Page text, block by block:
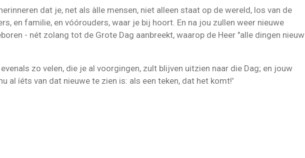
dat je, net als àlle mensen, niet alleen staat op de wereld, los van de
en familie, en vóórouders, waar je bij hoort. En na jou zullen weer nieuwe
- nét zolang tot de Grote Dag aanbreekt, waarop de Heer "alle dingen nieuw
zo velen, die je al voorgingen, zult blijven uitzien naar die Dag; en jouw
al íéts van dat nieuwe te zien is: als een teken, dat het komt!'